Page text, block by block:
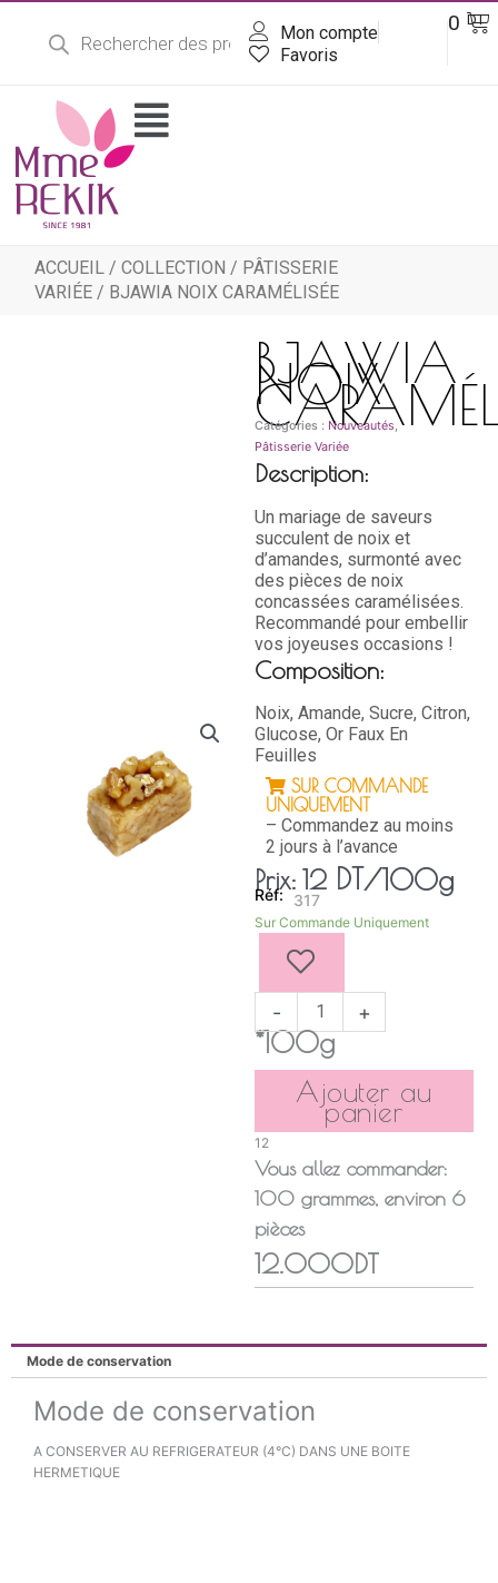
Recherche
produits
Mon compte
Favoris
0 DT
Flyout
Menu
ACCUEIL /COLLECTION / PÂTISSERIE
VARIÉE / BJAWIA NOIX CARAMÉLISÉE
BJAWIA
NOIX
Catégories : Nouveautés,
Pâtisserie Variée
Description:
Un mariage de saveurs
succulent de noix et
d’amandes, surmonté avec
des pièces de noix
concassées caramélisées.
Recommandé pour embellir
vos joyeuses occasions !
Composition:
Noix, Amande, Sucre, Citron,
Glucose, Or Faux En
Feuilles
SUR COMMANDE
UNIQUEMENT
– Commandez au moins
2 jours à l’avance
Prix: 12 DT/100g
317
Sur Commande Uniquement
-
quantité
BJAWIA
CARAMÉLISÉE
+
*100g
Ajouter au
panier
12
Vous allez commander:
100 grammes, environ6
pièces
12.000DT
Mode de conservation
Mode de conservation
A CONSERVER AU REFRIGERATEUR (4°C) DANS UNE BOITE
HERMETIQUE